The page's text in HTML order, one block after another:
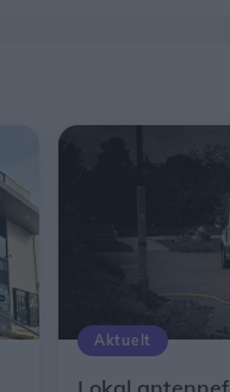
Aktuelt